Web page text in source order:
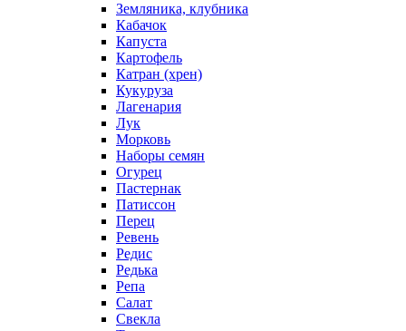
Земляника, клубника
Кабачок
Капуста
Картофель
Катран (хрен)
Кукуруза
Лагенария
Лук
Морковь
Наборы семян
Огурец
Пастернак
Патиссон
Перец
Ревень
Редис
Редька
Репа
Салат
Свекла